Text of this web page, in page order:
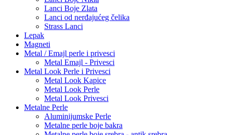
Lanci Boje Zlata
Lanci od nerđajućeg čelika
Strass Lanci
Lepak
Magneti
Metal / Emajl perle i privesci
Metal Emajl - Privesci
Metal Look Perle i Privesci
Metal Look Kapice
Metal Look Perle
Metal Look Privesci
Metalne Perle
Aluminijumske Perle
Metalne perle boje bakra